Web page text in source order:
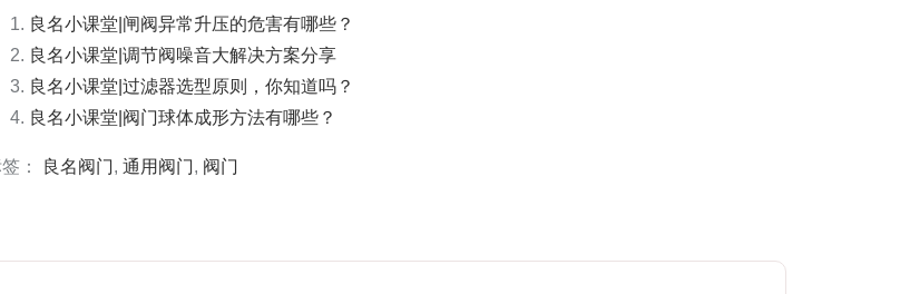
良名小课堂|闸阀异常升压的危害有哪些？
良名小课堂|调节阀噪音大解决方案分享
良名小课堂|过滤器选型原则，你知道吗？
良名小课堂|阀门球体成形方法有哪些？
： 良名阀门, 通用阀门, 阀门